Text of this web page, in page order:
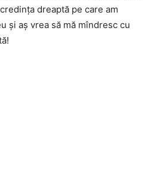
dreaptă pe care am
şi aş vrea să mă mîndresc cu